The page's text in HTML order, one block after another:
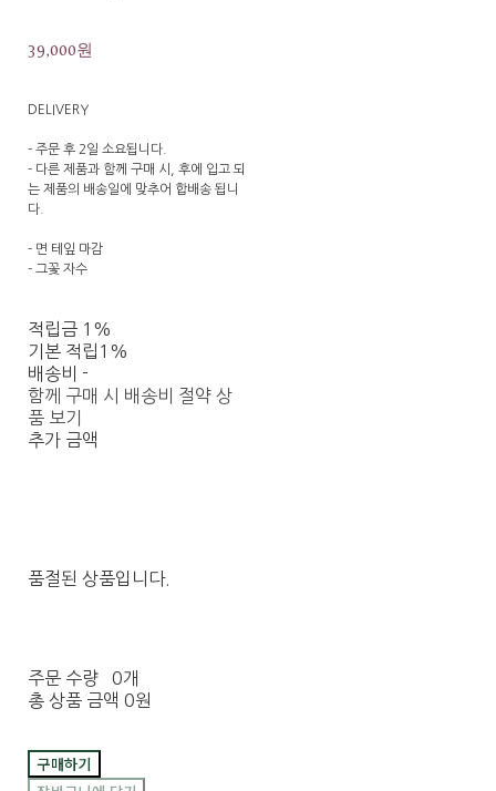
39,000원
DELIVERY
- 주문 후 2일 소요됩니다.
- 다른 제품과 함께 구매 시, 후에 입고 되
는 제품의 배송일에 맞추어 합배송 됩니
다.
- 면 테잎 마감
- 그꽃 자수
적립금 1%
기본 적립 1%
배송비 -
함께 구매 시 배송비 절약 상
품 보기
추가 금액
품절된 상품입니다.
주문 수량
0개
총 상품 금액 0원
구매하기